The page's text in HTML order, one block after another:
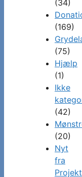
(34)
(169)
(75)
Hjælp
(1)
Ikke
(42)
(20)
Nyt
fra
Projekt